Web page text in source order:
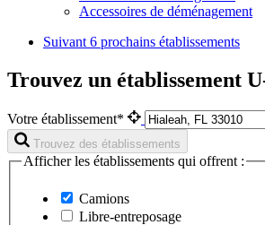
Accessoires de déménagement
Suivant 6 prochains établissements
Trouvez un établissement
Votre établissement*
Trouvez des établissements
Afficher les établissements qui offrent :
Camions
Libre-entreposage